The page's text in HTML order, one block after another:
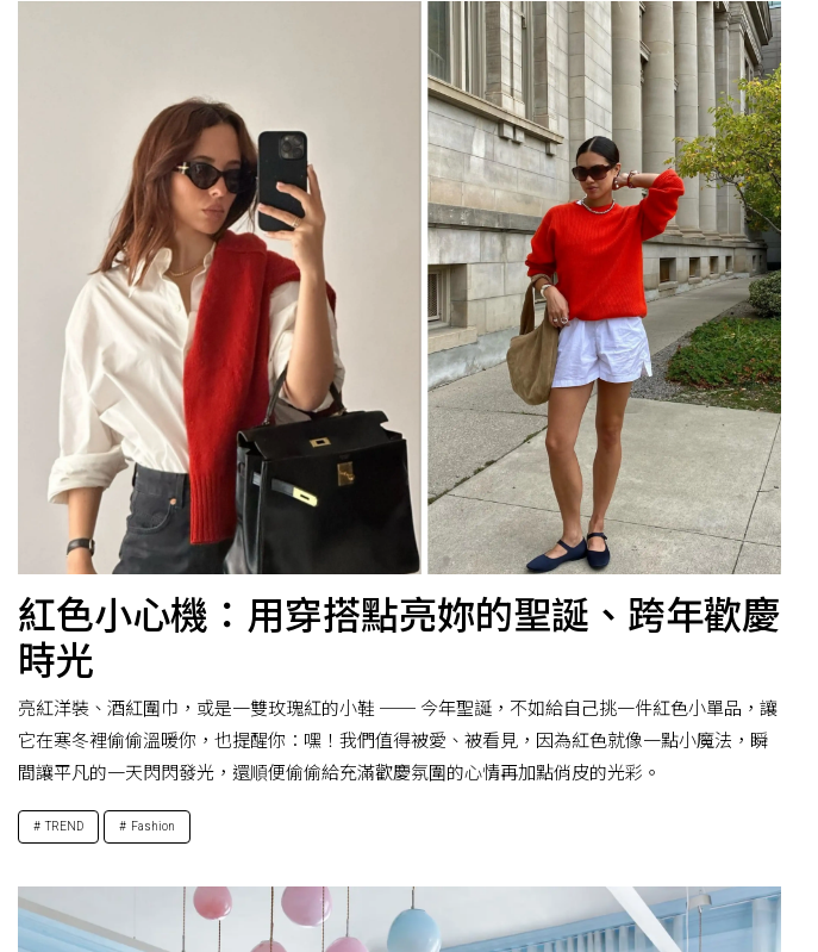
紅色小心機：用穿搭點亮妳的聖誕、跨年歡慶
時光
亮紅洋裝、酒紅圍巾，或是一雙玫瑰紅的小鞋 ── 今年聖誕，不如給自己挑一件紅色小單品，讓
它在寒冬裡偷偷溫暖你，也提醒你：嘿！我們值得被愛、被看見，因為紅色就像一點小魔法，瞬
間讓平凡的一天閃閃發光，還順便偷偷給充滿歡慶氛圍的心情再加點俏皮的光彩。
TREND Fashion